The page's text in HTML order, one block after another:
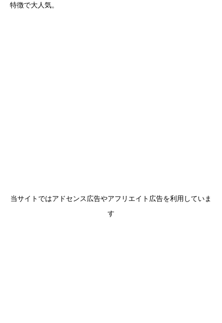
特徴で大人気。
当サイトではアドセンス広告やアフリエイト広告を利用していま
す